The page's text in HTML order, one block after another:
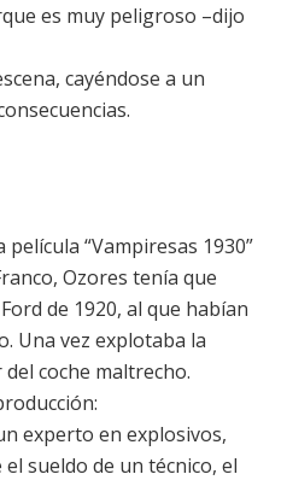
es muy peligroso –dijo
cayéndose a un
“Vampiresas 1930”
Ozores tenía que
de 1920, al que habían
Una vez explotaba la
coche maltrecho.
experto en explosivos,
sueldo de un técnico, el